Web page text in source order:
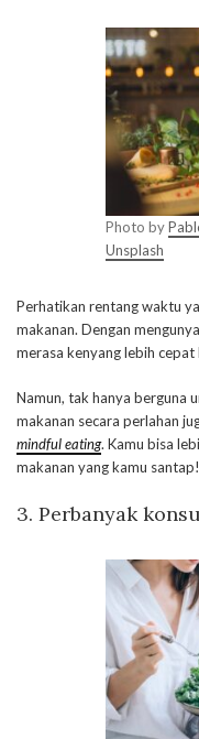
Photo by
Unsplash
Perhatikan rentang waktu
makanan. Dengan
merasa kenyang lebih
Namun, tak hanya berguna
makanan secara perlahan
mindful eating. Kamu bisa
makanan yang kamu santap!
3. Perbanyak